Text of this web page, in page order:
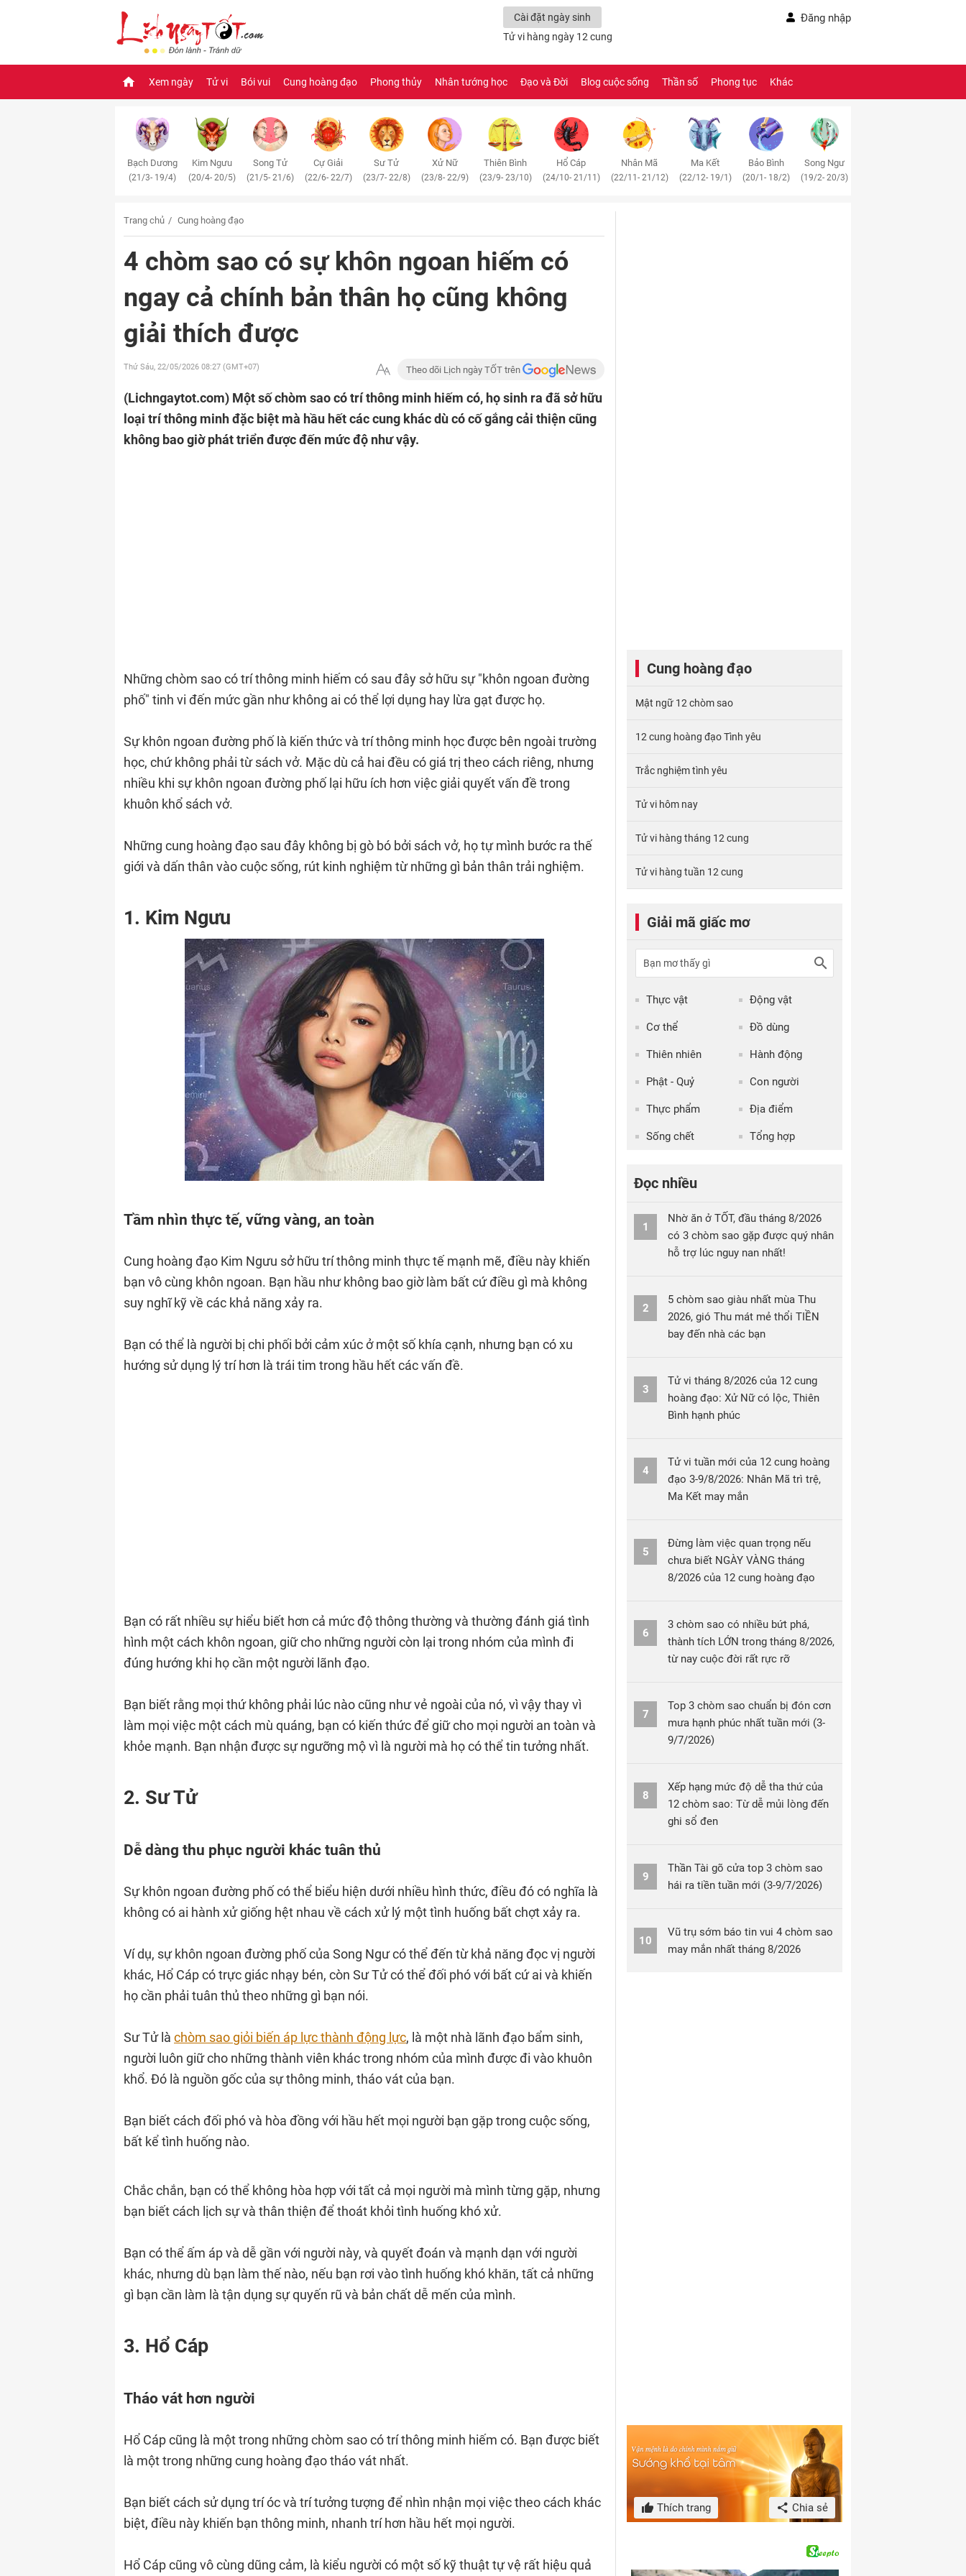
Cài đặt ngày sinh Đăng nhập
Tử vi hàng ngày 12 cung
Xem ngày Tử vi Bói vui Cung hoàng đạo Phong thủy Nhân tướng học Đạo và Đời Blog cuộc sống Thần số Phong tục Khác
Bạch Dương
(21/3- 19/4)
Kim Ngưu
(20/4- 20/5)
Song Tử
(21/5- 21/6)
Cự Giải
(22/6- 22/7)
Sư Tử
(23/7- 22/8)
Xử Nữ
(23/8- 22/9)
Thiên Bình
(23/9- 23/10)
Hổ Cáp
(24/10- 21/11)
Nhân Mã
(22/11- 21/12)
Ma Kết
(22/12- 19/1)
Bảo Bình
(20/1- 18/2)
Song Ngư
(19/2- 20/3)
Trang chủ Cung hoàng đạo
4 chòm sao có sự khôn ngoan hiếm có
ngay cả chính bản thân họ cũng không
giải thích được
Thứ Sáu, 22/05/2026 08:27 (GMT+07) Theo dõi Lịch ngày TỐT trên
(Lichngaytot.com) Một số chòm sao có trí thông minh hiếm có, họ sinh ra đã sở hữu
loại trí thông minh đặc biệt mà hầu hết các cung khác dù có cố gắng cải thiện cũng
không bao giờ phát triển được đến mức độ như vậy.
Những chòm sao có trí thông minh hiếm có sau đây sở hữu sự "khôn ngoan đường
phố" tinh vi đến mức gần như không ai có thể lợi dụng hay lừa gạt được họ.
Sự khôn ngoan đường phố là kiến ​​thức và trí thông minh học được bên ngoài trường
học, chứ không phải từ sách vở. Mặc dù cả hai đều có giá trị theo cách riêng, nhưng
nhiều khi sự khôn ngoan đường phố lại hữu ích hơn việc giải quyết vấn đề trong
khuôn khổ sách vở.
Những cung hoàng đạo sau đây không bị gò bó bởi sách vở, họ tự mình bước ra thế
giới và dấn thân vào cuộc sống, rút kinh nghiệm từ những gì bản thân trải nghiệm.
1. Kim Ngưu
Tầm nhìn thực tế, vững vàng, an toàn
Cung hoàng đạo Kim Ngưu sở hữu trí thông minh thực tế mạnh mẽ, điều này khiến
bạn vô cùng khôn ngoan. Bạn hầu như không bao giờ làm bất cứ điều gì mà không
suy nghĩ kỹ về các khả năng xảy ra.
Bạn có thể là người bị chi phối bởi cảm xúc ở một số khía cạnh, nhưng bạn có xu
hướng sử dụng lý trí hơn là trái tim trong hầu hết các vấn đề.
Bạn có rất nhiều sự hiểu biết hơn cả mức độ thông thường và thường đánh giá tình
hình một cách khôn ngoan, giữ cho những người còn lại trong nhóm của mình đi
đúng hướng khi họ cần một người lãnh đạo.
Bạn biết rằng mọi thứ không phải lúc nào cũng như vẻ ngoài của nó, vì vậy thay vì
làm mọi việc một cách mù quáng, bạn có kiến ​​thức để giữ cho mọi người an toàn và
khỏe mạnh. Bạn nhận được sự ngưỡng mộ vì là người mà họ có thể tin tưởng nhất.
2. Sư Tử
Dễ dàng thu phục người khác tuân thủ
Sự khôn ngoan đường phố có thể biểu hiện dưới nhiều hình thức, điều đó có nghĩa là
không có ai hành xử giống hệt nhau về cách xử lý một tình huống bất chợt xảy ra.
Ví dụ, sự khôn ngoan đường phố của Song Ngư có thể đến từ khả năng đọc vị người
khác, Hổ Cáp có trực giác nhạy bén, còn Sư Tử có thể đối phó với bất cứ ai và khiến
họ cần phải tuân thủ theo những gì bạn nói.
Sư Tử là chòm sao giỏi biến áp lực thành động lực, là một nhà lãnh đạo bẩm sinh,
người luôn giữ cho những thành viên khác trong nhóm của mình được đi vào khuôn
khổ. Đó là nguồn gốc của sự thông minh, tháo vát của bạn.
Bạn biết cách đối phó và hòa đồng với hầu hết mọi người bạn gặp trong cuộc sống,
bất kể tình huống nào.
Chắc chắn, bạn có thể không hòa hợp với tất cả mọi người mà mình từng gặp, nhưng
bạn biết cách lịch sự và thân thiện để thoát khỏi tình huống khó xử.
Bạn có thể ấm áp và dễ gần với người này, và quyết đoán và mạnh dạn với người
khác, nhưng dù bạn làm thế nào, nếu bạn rơi vào tình huống khó khăn, tất cả những
gì bạn cần làm là tận dụng sự quyến rũ và bản chất dễ mến của mình.
3. Hổ Cáp
Tháo vát hơn người
Hổ Cáp cũng là một trong những chòm sao có trí thông minh hiếm có. Bạn được biết
là một trong những cung hoàng đạo tháo vát nhất.
Bạn biết cách sử dụng trí óc và trí tưởng tượng để nhìn nhận mọi việc theo cách khác
biệt, điều này khiến bạn thông minh, nhanh trí hơn hầu hết mọi người.
Hổ Cáp cũng vô cùng dũng cảm, là kiểu người có một số kỹ thuật tự vệ rất hiệu quả
Cung hoàng đạo
Mật ngữ 12 chòm sao
12 cung hoàng đạo Tình yêu
Trắc nghiệm tình yêu
Tử vi hôm nay
Tử vi hàng tháng 12 cung
Tử vi hàng tuần 12 cung
Giải mã giấc mơ
Thực vật Động vật
Cơ thể Đồ dùng
Thiên nhiên Hành động
Phật - Quỷ Con người
Thực phẩm Địa điểm
Sống chết Tổng hợp
Đọc nhiều
1
Nhờ ăn ở TỐT, đầu tháng 8/2026
có 3 chòm sao gặp được quý nhân
hỗ trợ lúc nguy nan nhất!
2
5 chòm sao giàu nhất mùa Thu
2026, gió Thu mát mẻ thổi TIỀN
bay đến nhà các bạn
3
Tử vi tháng 8/2026 của 12 cung
hoàng đạo: Xử Nữ có lộc, Thiên
Bình hạnh phúc
4
Tử vi tuần mới của 12 cung hoàng
đạo 3-9/8/2026: Nhân Mã trì trệ,
Ma Kết may mắn
5
Đừng làm việc quan trọng nếu
chưa biết NGÀY VÀNG tháng
8/2026 của 12 cung hoàng đạo
6
3 chòm sao có nhiều bứt phá,
thành tích LỚN trong tháng 8/2026,
từ nay cuộc đời rất rực rỡ
7
Top 3 chòm sao chuẩn bị đón cơn
mưa hạnh phúc nhất tuần mới (3-
9/7/2026)
8
Xếp hạng mức độ dễ tha thứ của
12 chòm sao: Từ dễ mủi lòng đến
ghi sổ đen
9
Thần Tài gõ cửa top 3 chòm sao
hái ra tiền tuần mới (3-9/7/2026)
10
Vũ trụ sớm báo tin vui 4 chòm sao
may mắn nhất tháng 8/2026
Thích trang Chia sẻ